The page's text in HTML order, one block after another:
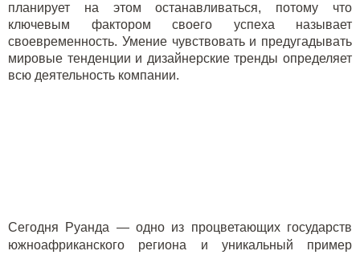
планирует на этом останавливаться, потому что
ключевым фактором своего успеха называет
своевременность. Умение чувствовать и предугадывать
мировые тенденции и дизайнерские тренды определяет
всю деятельность компании.
Сегодня Руанда — одно из процветающих государств
южноафриканского региона и уникальный пример